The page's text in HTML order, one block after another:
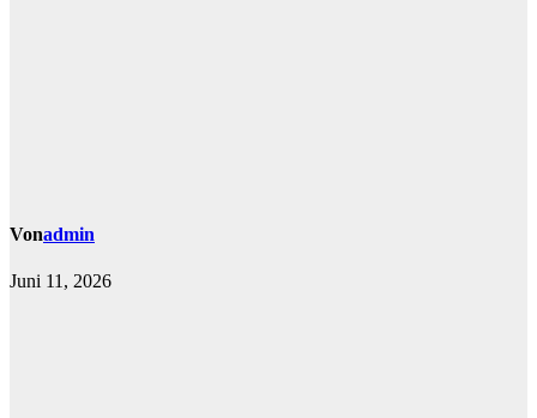
Vonadmin
Juni 11, 2026